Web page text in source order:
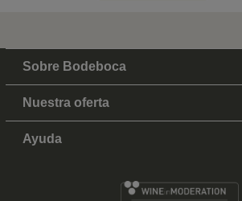
Sobre Bodeboca
Nuestra oferta
Ayuda